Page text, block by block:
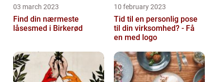
03 march 2023
Find din nærmeste
låsesmed i Birkerød
10 february 2023
Tid til en personlig pose
til din virksomhed? - Få
en med logo